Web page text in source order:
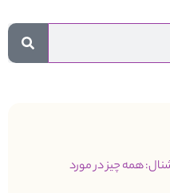
همه چیز در مورد